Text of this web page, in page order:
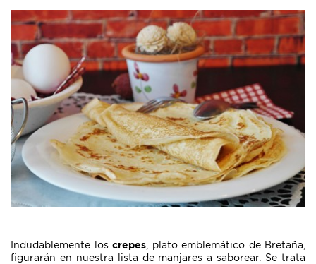
Indudablemente los crepes, plato emblemático de Bretaña,
figurarán en nuestra lista de manjares a saborear. Se trata